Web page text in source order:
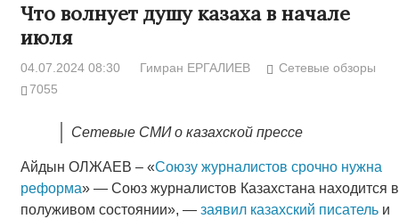
Что волнует душу казаха в начале
июля
04.07.2024 08:30 Гимран ЕРГАЛИЕВ
Сетевые обзоры
7055
Сетевые СМИ о казахской прессе
Айдын ОЛЖАЕВ – «Союзу журналистов срочно нужна
реформа» — Союз журналистов Казахстана находится в
полуживом состоянии», — заявил казахский писательи